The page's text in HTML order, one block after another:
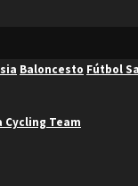
Baloncesto Fútbol
Team